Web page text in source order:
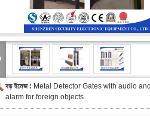
বড় ইমেজ : Metal Detector Gates with audio
alarm for foreign objects